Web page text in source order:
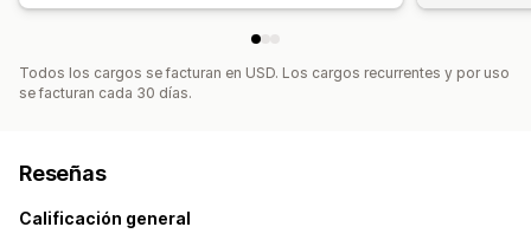
Todos los cargos se facturan en USD. Los cargos recurrentes y por uso
se facturan cada 30 días.
Reseñas
Calificación general